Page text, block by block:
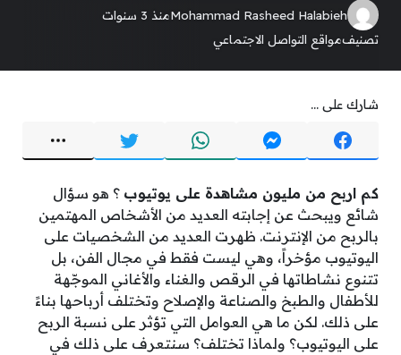
Mohammad Rasheed Halabiehمنذ 3 سنوات
تصنيفمواقع التواصل الاجتماعي
شارك على ...
كم اربح من مليون مشاهدة على يوتيوب ؟ هو سؤال
شائع ويبحث عن إجابته العديد من الأشخاص المهتمين
بالربح من الإنترنت. ظهرت العديد من الشخصيات على
اليوتيوب مؤخراً، وهي ليست فقط في مجال الفن، بل
تتنوع نشاطاتها في الرقص والغناء والأغاني الموجّهة
للأطفال والطبخ والصناعة والإصلاح وتختلف أرباحها بناءً
على ذلك. لكن ما هي العوامل التي تؤثر على نسبة الربح
على اليوتيوب؟ ولماذا تختلف؟ سنتعرف على ذلك في